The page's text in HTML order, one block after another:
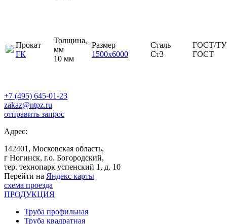
Прокат
ГК
Толщина,
мм
10 мм
Размер
1500х6000
Сталь
Ст3
ГОСТ/ТУ
ГОСТ
+7 (495) 645-01-23
zakaz@ntpz.ru
отправить запрос
Адрес:
142401, Московская область,
г Ногинск, г.о. Богородский,
тер. технопарк успенский 1, д. 10
Перейти на Яндекс карты
схема проезда
ПРОДУКЦИЯ
Труба профильная
Труба квадратная